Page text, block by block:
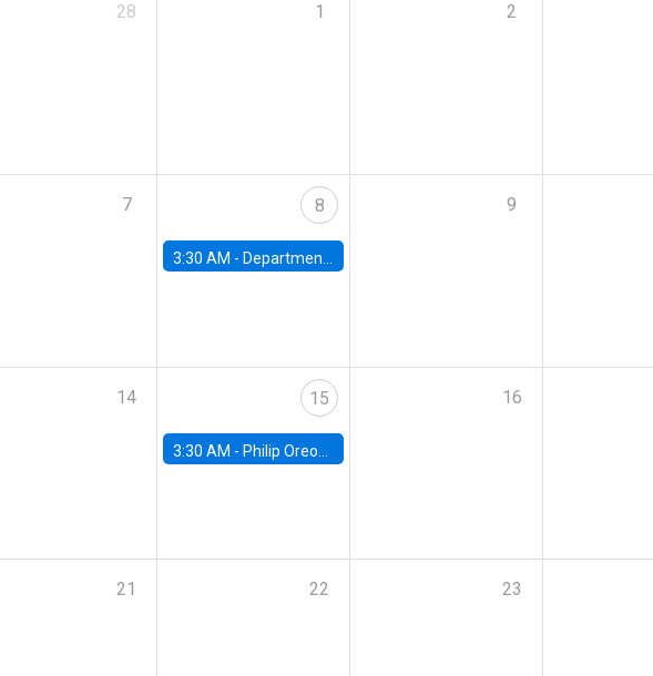
28 1 2
7 8
3:30 AM - Department Seminar: James Robinson
9
14 15
3:30 AM - Philip Oreopolous, University of Toronto
16
21 22 23